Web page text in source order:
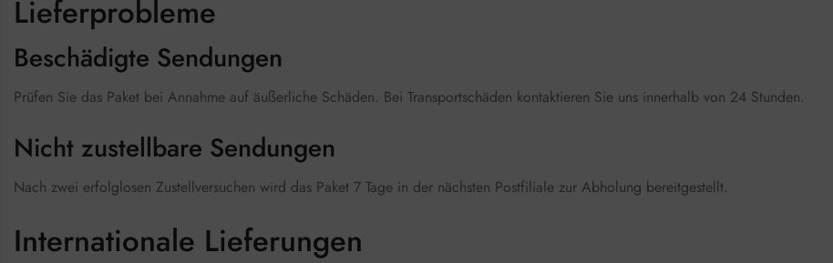
Lieferprobleme
Beschädigte Sendungen
Prüfen Sie das Paket bei Annahme auf äußerliche Schäden. Bei Transportschäden kontaktieren Sie uns innerhalb von 24 Stunden.
Nicht zustellbare Sendungen
Nach zwei erfolglosen Zustellversuchen wird das Paket 7 Tage in der nächsten Postfiliale zur Abholung bereitgestellt.
Internationale Lieferungen